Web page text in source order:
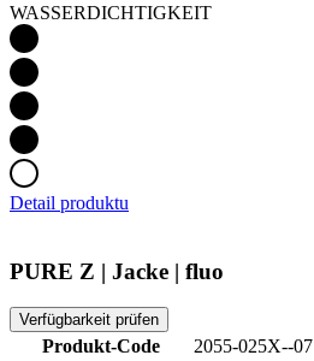
WASSERDICHTIGKEIT
Detail produktu
PURE Z | Jacke | fluo
Verfügbarkeit prüfen
Produkt-Code
2055-025X--07